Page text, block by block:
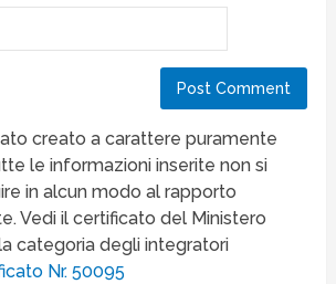
creato a carattere puramente
le informazioni inserite non si
in alcun modo al rapporto
Vedi il certificato del Ministero
categoria degli integratori
Nr. 50095